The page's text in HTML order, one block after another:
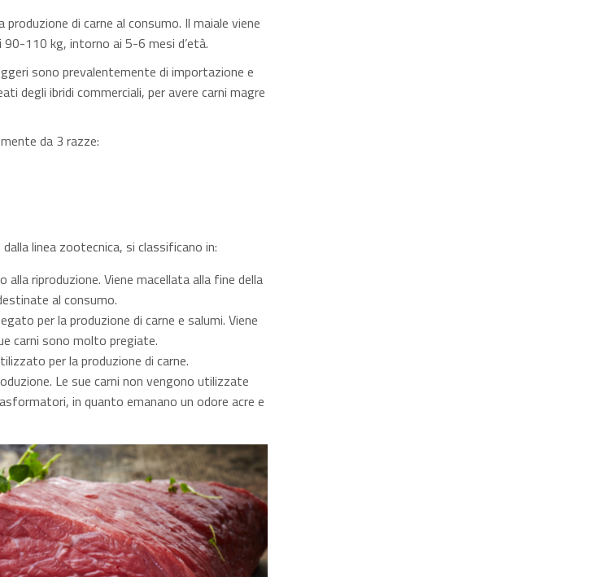
di carne al consumo. Il maiale viene
110 kg, intorno ai 5-6 mesi d’età.
sono prevalentemente di importazione e
degli ibridi commerciali, per avere carni magre
da 3 razze:
linea zootecnica, si classificano in:
riproduzione. Viene macellata alla fine della
al consumo.
per la produzione di carne e salumi. Viene
carni sono molto pregiate.
per la produzione di carne.
Le sue carni non vengono utilizzate
in quanto emanano un odore acre e